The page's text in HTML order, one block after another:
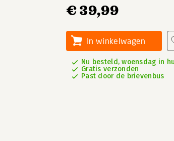
€ 39,99
In winkelwagen
Nu besteld, woensdag in
Gratis verzonden
Past door de brievenbus